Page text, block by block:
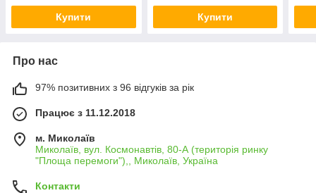
Купити Купити
Про нас
97% позитивних з 96 відгуків за рік
Працює з 11.12.2018
м. Миколаїв
Миколаїв, вул. Космонавтів, 80-А (територія ринку
"Площа перемоги"),, Миколаїв, Україна
Контакти